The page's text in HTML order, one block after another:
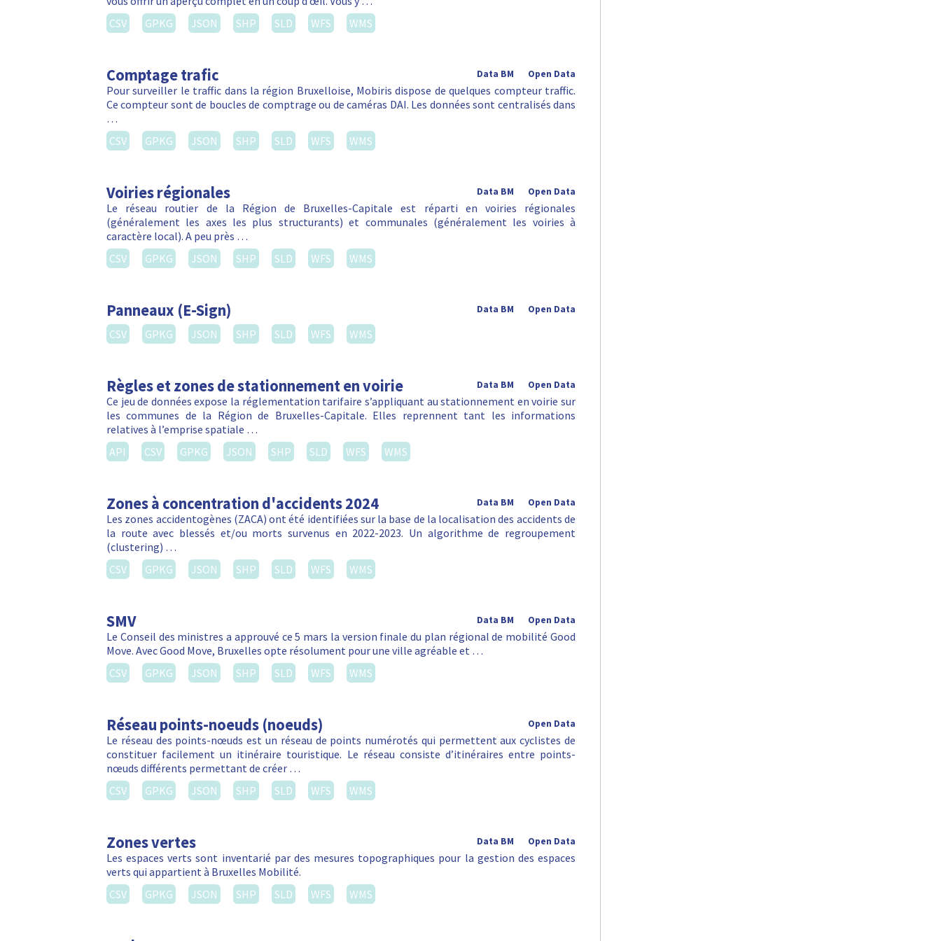
CSV
GPKG JSON SHP SLD WFS WMS
Comptage trafic Open Data
Data BM
Pour surveiller le traffic dans la région Bruxelloise, Mobiris dispose de quelques compteur traffic.
Ce compteur sont de boucles de comptrage ou de caméras DAI. Les données sont centralisés dans
…
CSV
GPKG JSON SHP SLD WFS WMS
Voiries régionales Open Data
Data BM
Le réseau routier de la Région de Bruxelles-Capitale est réparti en voiries régionales
(généralement les axes les plus structurants) et communales (généralement les voiries à
caractère local). A peu près …
CSV
GPKG JSON SHP SLD WFS WMS
Panneaux (E-Sign) Open Data
Data BM
CSV GPKG JSON SHP SLD WFS WMS
Règles et zones de stationnement en voirie Open Data
Data BM
Ce jeu de données expose la réglementation tarifaire s’appliquant au stationnement en voirie sur
les communes de la Région de Bruxelles-Capitale. Elles reprennent tant les informations
relatives à l’emprise spatiale …
API
CSV GPKG JSON SHP SLD WFS WMS
Zones à concentration d'accidents 2024 Open Data
Data BM
Les zones accidentogènes (ZACA) ont été identifiées sur la base de la localisation des accidents de
la route avec blessés et/ou morts survenus en 2022-2023. Un algorithme de regroupement
(clustering) …
CSV
GPKG JSON SHP SLD WFS WMS
SMV Open Data
Data BM
Le Conseil des ministres a approuvé ce 5 mars la version finale du plan régional de mobilité Good
Move. Avec Good Move, Bruxelles opte résolument pour une ville agréable et …
CSV
GPKG JSON SHP SLD WFS WMS
Réseau points-noeuds (noeuds) Open Data
Le réseau des points-nœuds est un réseau de points numérotés qui permettent aux cyclistes de
constituer facilement un itinéraire touristique. Le réseau consiste d’itinéraires entre points-
nœuds différents permettant de créer …
CSV
GPKG JSON SHP SLD WFS WMS
Zones vertes Open Data
Data BM
Les espaces verts sont inventarié par des mesures topographiques pour la gestion des espaces
verts qui appartient à Bruxelles Mobilité.
CSV
GPKG JSON SHP SLD WFS WMS